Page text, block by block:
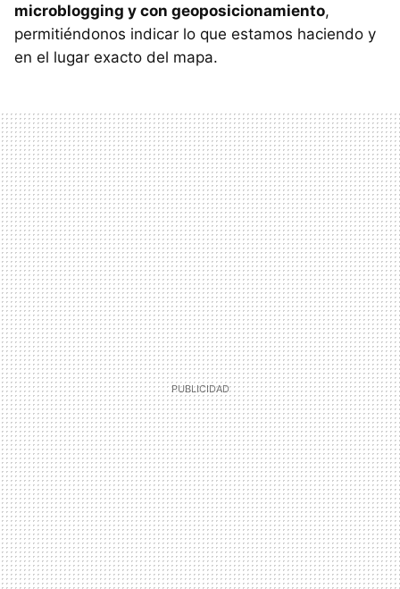
microblogging y con geoposicionamiento,
permitiéndonos indicar lo que estamos haciendo y
en el lugar exacto del mapa.